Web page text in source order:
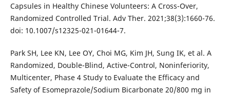
Capsules in Healthy Chinese Volunteers: A Cross-Over,
Randomized Controlled Trial. Adv Ther. 2021;38(3):1660-76.
doi: 10.1007/s12325-021-01644-7.
Park SH, Lee KN, Lee OY, Choi MG, Kim JH, Sung IK, et al. A
Randomized, Double-Blind, Active-Control, Noninferiority,
Multicenter, Phase 4 Study to Evaluate the Efficacy and
Safety of Esomeprazole/Sodium Bicarbonate 20/800 mg in